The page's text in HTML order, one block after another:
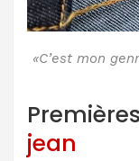
«C’est mon
jean